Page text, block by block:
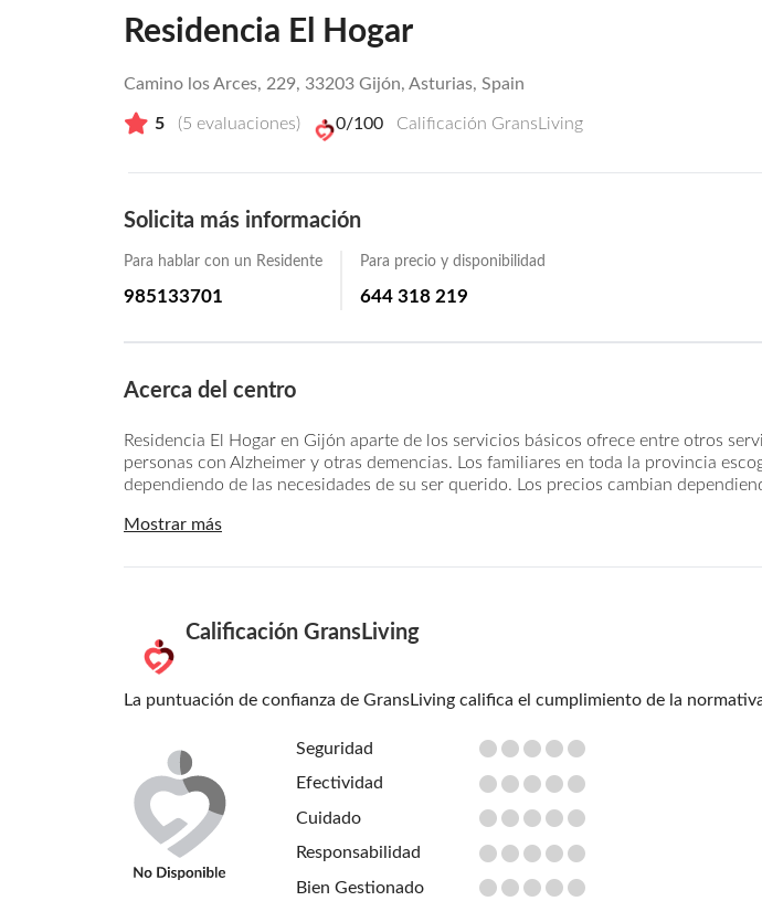
Residencia El Hogar
Camino los Arces, 229, 33203 Gijón, Asturias, Spain
5 (5 evaluaciones) 0/100 Calificación GransLiving
Solicita más información
Para hablar con un Residente
985133701
Para precio y disponibilidad
644 318 219
Acerca del centro
Residencia El Hogar en Gijón aparte de los servicios básicos ofrece entre otros
personas con Alzheimer y otras demencias. Los familiares en toda la provincia
dependiendo de las necesidades de su ser querido. Los precios cambian
Mostrar más
Calificación GransLiving
La puntuación de confianza de GransLiving califica el cumplimiento de la
Seguridad
Efectividad
Cuidado
Responsabilidad
Bien Gestionado